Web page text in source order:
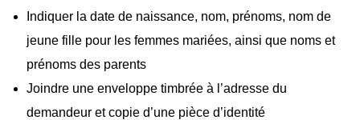
Indiquer la date de naissance, nom, prénoms, nom de
jeune fille pour les femmes mariées, ainsi que noms et
prénoms des parents
Joindre une enveloppe timbrée à l’adresse du
demandeur et copie d’une pièce d’identité